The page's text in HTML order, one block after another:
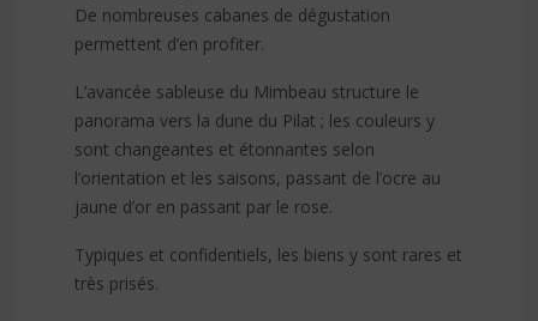
De nombreuses cabanes de dégustation
permettent d’en profiter.
L’avancée sableuse du Mimbeau structure le
panorama vers la dune du Pilat ; les couleurs y
sont changeantes et étonnantes selon
l’orientation et les saisons, passant de l’ocre au
jaune d’or en passant par le rose.
Typiques et confidentiels, les biens y sont rares et
très prisés.